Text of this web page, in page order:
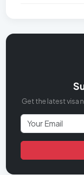
Get the latest visa